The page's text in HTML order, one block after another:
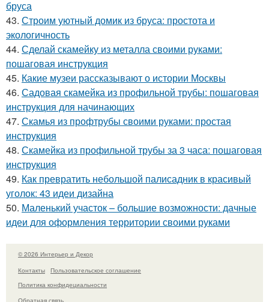
бруса
43. Строим уютный домик из бруса: простота и
экологичность
44. Сделай скамейку из металла своими руками:
пошаговая инструкция
45. Какие музеи рассказывают о истории Москвы
46. Садовая скамейка из профильной трубы: пошаговая
инструкция для начинающих
47. Скамья из профтрубы своими руками: простая
инструкция
48. Скамейка из профильной трубы за 3 часа: пошаговая
инструкция
49. Как превратить небольшой палисадник в красивый
уголок: 43 идеи дизайна
50. Маленький участок – большие возможности: дачные
идеи для оформления территории своими руками
© 2026 Интерьер и Декор
Контакты
Пользовательское соглашение
Политика конфидециальности
Обратная связь